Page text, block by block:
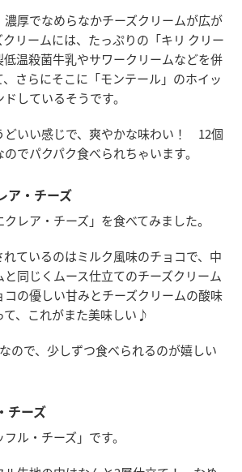
濃厚でなめらなかチーズクリームが広が
クリームには、たっぷりの「キリ クリー
低温殺菌牛乳やサワークリームなどを併
さらにそこに「モンテール」のホイッ
しているそうです。
どいい感じで、爽やかな味わい！ 12個
でパクパク食べられちゃいます。
ア・チーズ
レア・チーズ」を食べてみました。
れているのはミルク風味のチョコで、中
同じくムース仕立てのチーズクリーム
の優しい甘みとチーズクリームの酸味
て、これがまた美味しい♪
ので、少しずつ食べられるのが嬉しい
チーズ
ル・チーズ」です。